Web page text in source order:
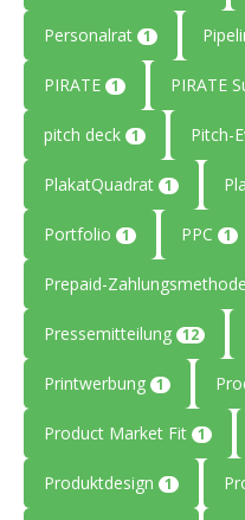
Personalrat 1
PIRATE 1 PIRATE
pitch deck 1 Pitch-
PlakatQuadrat 1
Portfolio 1 PPC 1
Prepaid-
Pressemitteilung 12
Printwerbung 1
Product Market Fit 1
Produktdesign 1